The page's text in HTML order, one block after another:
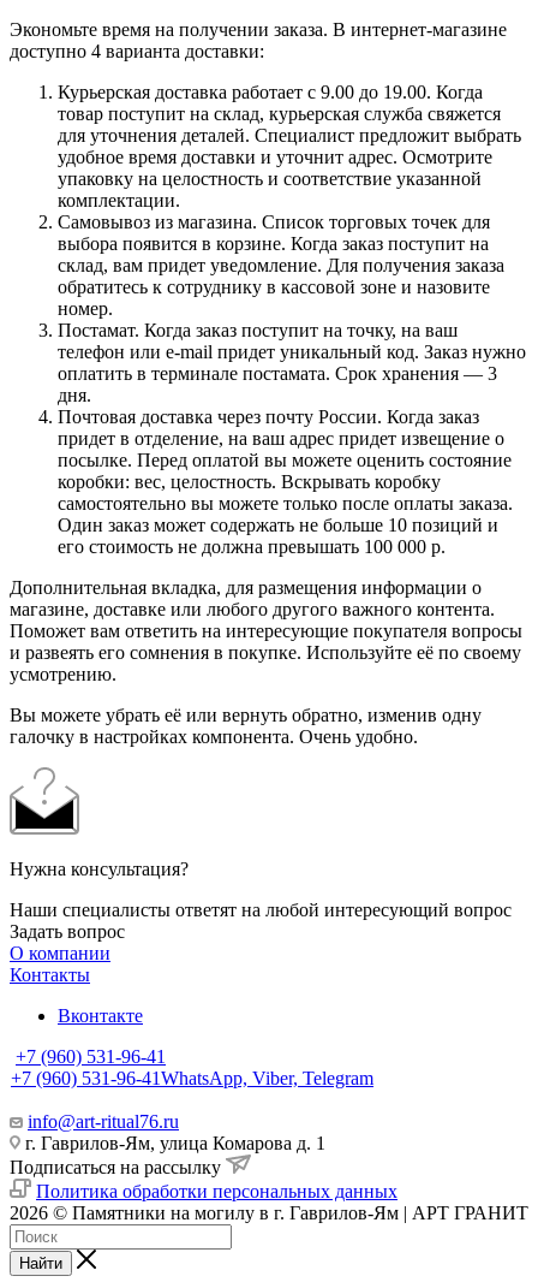
Экономьте время на получении заказа. В интернет-магазине
доступно 4 варианта доставки:
Курьерская доставка работает с 9.00 до 19.00. Когда
товар поступит на склад, курьерская служба свяжется
для уточнения деталей. Специалист предложит выбрать
удобное время доставки и уточнит адрес. Осмотрите
упаковку на целостность и соответствие указанной
комплектации.
Самовывоз из магазина. Список торговых точек для
выбора появится в корзине. Когда заказ поступит на
склад, вам придет уведомление. Для получения заказа
обратитесь к сотруднику в кассовой зоне и назовите
номер.
Постамат. Когда заказ поступит на точку, на ваш
телефон или e-mail придет уникальный код. Заказ нужно
оплатить в терминале постамата. Срок хранения — 3
дня.
Почтовая доставка через почту России. Когда заказ
придет в отделение, на ваш адрес придет извещение о
посылке. Перед оплатой вы можете оценить состояние
коробки: вес, целостность. Вскрывать коробку
самостоятельно вы можете только после оплаты заказа.
Один заказ может содержать не больше 10 позиций и
его стоимость не должна превышать 100 000 р.
Дополнительная вкладка, для размещения информации о
магазине, доставке или любого другого важного контента.
Поможет вам ответить на интересующие покупателя вопросы
и развеять его сомнения в покупке. Используйте её по своему
усмотрению.
Вы можете убрать её или вернуть обратно, изменив одну
галочку в настройках компонента. Очень удобно.
Нужна консультация?
Наши специалисты ответят на любой интересующий вопрос
Задать вопрос
О компании
Контакты
Вконтакте
+7 (960) 531-96-41
+7 (960) 531-96-41WhatsApp, Viber, Telegram
info@art-ritual76.ru
г. Гаврилов-Ям, улица Комарова д. 1
Подписаться на рассылку
Политика обработки персональных данных
2026 © Памятники на могилу в г. Гаврилов-Ям | АРТ ГРАНИТ
Найти